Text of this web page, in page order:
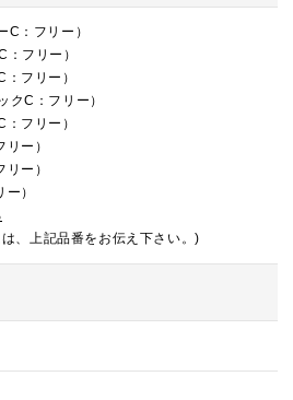
：フリー）
フリー）
フリー）
C：フリー）
フリー）
ー）
ー）
）
、上記品番をお伝え下さい。)